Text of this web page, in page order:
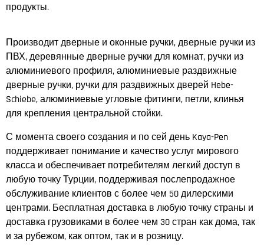
продукты.
Производит дверные и оконные ручки, дверные ручки из
ПВХ, деревянные дверные ручки для комнат, ручки из
алюминиевого профиля, алюминиевые раздвижные
дверные ручки, ручки для раздвижных дверей Hebe-
Schiebe, алюминиевые угловые фитинги, петли, клинья
для крепления центральной стойки.
С момента своего создания и по сей день Kaya-Pen
поддерживает понимание и качество услуг мирового
класса и обеспечивает потребителям легкий доступ в
любую точку Турции, поддерживая послепродажное
обслуживание клиентов с более чем 50 дилерскими
центрами. Бесплатная доставка в любую точку страны и
доставка грузовиками в более чем 30 стран как дома, так
и за рубежом, как оптом, так и в розницу.